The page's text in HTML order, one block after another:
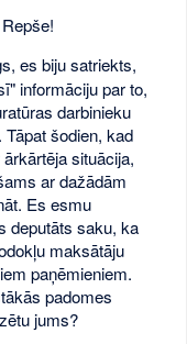
es biju satriekts,
informāciju par to,
darbinieku
šodien, kad
situācija,
ar dažādām
Es esmu
deputāts saku, ka
maksātāju
paņēmieniem.
padomes
jums?